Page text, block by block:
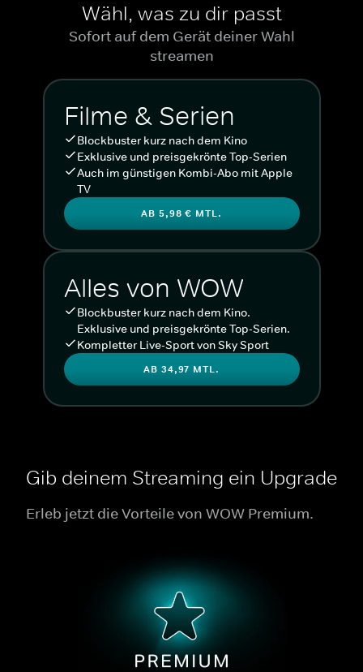
Wähl, was zu dir passt
Sofort auf dem Gerät deiner Wahl
streamen
Filme & Serien
Blockbuster kurz nach dem Kino
Exklusive und preisgekrönte Top-Serien
Auch im günstigen Kombi-Abo mit Apple
TV
AB 5,98 € MTL.
Alles von WOW
Blockbuster kurz nach dem Kino.
Exklusive und preisgekrönte Top-Serien.
Kompletter Live-Sport von Sky Sport
AB 34,97 MTL.
Gib deinem Streaming ein Upgrade
Erleb jetzt die Vorteile von WOW Premium.